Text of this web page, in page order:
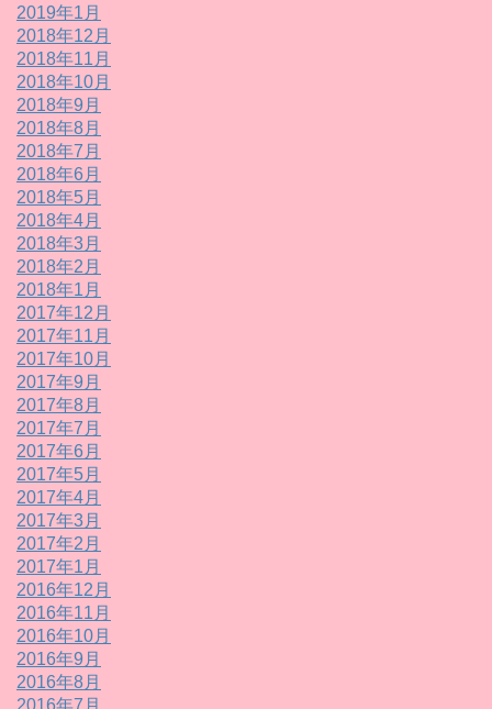
2019年1月
2018年12月
2018年11月
2018年10月
2018年9月
2018年8月
2018年7月
2018年6月
2018年5月
2018年4月
2018年3月
2018年2月
2018年1月
2017年12月
2017年11月
2017年10月
2017年9月
2017年8月
2017年7月
2017年6月
2017年5月
2017年4月
2017年3月
2017年2月
2017年1月
2016年12月
2016年11月
2016年10月
2016年9月
2016年8月
2016年7月